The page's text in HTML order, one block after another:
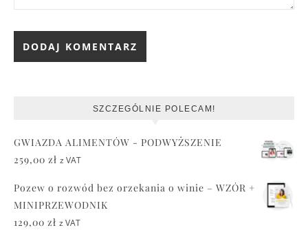
SZCZEGÓLNIE POLECAM!
GWIAZDA ALIMENTÓW - PODWYŻSZENIE
259,00 zł z VAT
Pozew o rozwód bez orzekania o winie – WZÓR +
MINIPRZEWODNIK
129,00 zł z VAT